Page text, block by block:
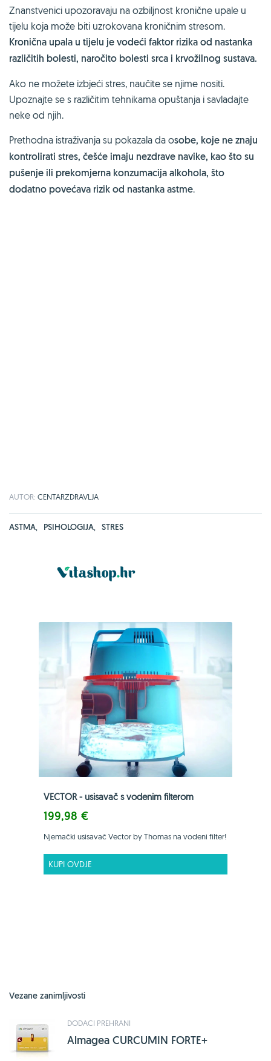
Znanstvenici upozoravaju na ozbiljnost kronične upale u
tijelu koja može biti uzrokovana kroničnim stresom.
Kronična upala u tijelu je vodeći faktor rizika od nastanka
različitih bolesti, naročito bolesti srca i krvožilnog sustava.
Ako ne možete izbjeći stres, naučite se njime nositi.
Upoznajte se s različitim tehnikama opuštanja i savladajte
neke od njih.
Prethodna istraživanja su pokazala da osobe, koje ne znaju
kontrolirati stres, češće imaju nezdrave navike, kao što su
pušenje ili prekomjerna konzumacija alkohola, što
dodatno povećava rizik od nastanka astme.
AUTOR: CENTARZDRAVLJA
ASTMA, PSIHOLOGIJA, STRES
VECTOR - usisavač s vodenim filterom
199,98 €
Njemački usisavač Vector by Thomas na vodeni filter!
KUPI OVDJE
Vezane zanimljivosti
DODACI PREHRANI
Almagea CURCUMIN FORTE+